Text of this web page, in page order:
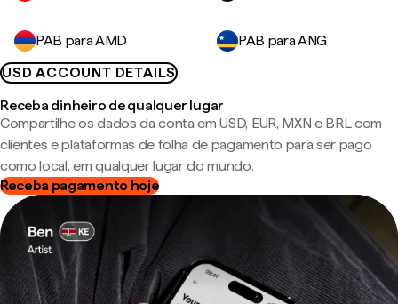
PAB para AMD
PAB para ANG
USD ACCOUNT DETAILS
Receba dinheiro de qualquer lugar
Compartilhe os dados da conta em USD, EUR, MXN e BRL com
clientes e plataformas de folha de pagamento para ser pago
como local, em qualquer lugar do mundo.
Receba pagamento hoje